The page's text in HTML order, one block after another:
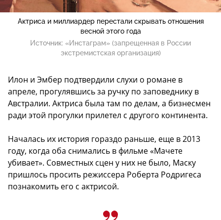
Актриса и миллиардер перестали скрывать отношения
весной этого года
Источник: «Инстаграм» (запрещенная в России
экстремистская организация)
Илон и Эмбер подтвердили слухи о романе в
апреле, прогулявшись за ручку по заповеднику в
Австралии. Актриса была там по делам, а бизнесмен
ради этой прогулки прилетел с другого континента.
Началась их история гораздо раньше, еще в 2013
году, когда оба снимались в фильме «Мачете
убивает». Совместных сцен у них не было, Маску
пришлось просить режиссера Роберта Родригеса
познакомить его с актрисой.